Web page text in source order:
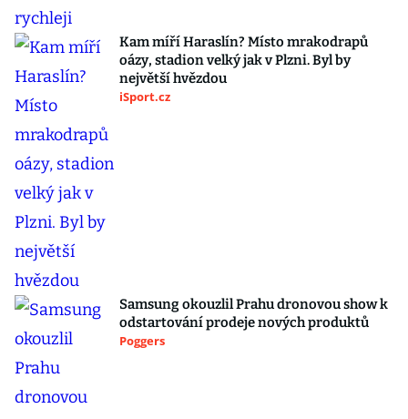
Kam míří Haraslín? Místo mrakodrapů
oázy, stadion velký jak v Plzni. Byl by
největší hvězdou
iSport.cz
Samsung okouzlil Prahu dronovou show k
odstartování prodeje nových produktů
Poggers